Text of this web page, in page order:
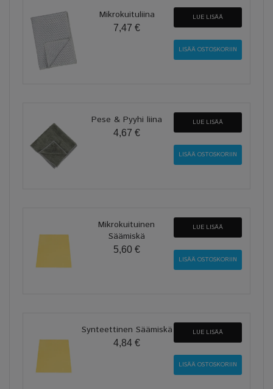
Mikrokuituliina
7,47 €
LUE LISÄÄ
Pese & Pyyhi liina
4,67 €
LUE LISÄÄ
Mikrokuituinen
Säämiskä
5,60 €
LUE LISÄÄ
Synteettinen Säämiskä
4,84 €
LUE LISÄÄ